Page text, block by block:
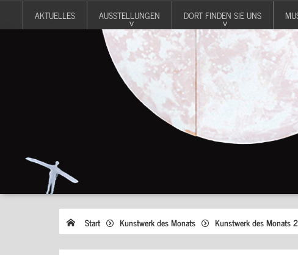
AKTUELLES AUSSTELLUNGEN DORT FINDEN SIE UNS
Start Kunstwerk des Monats Kunstwerk des Monats